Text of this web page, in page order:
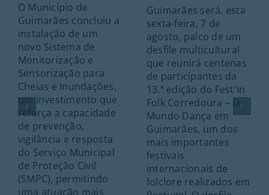
O Município de
Guimarães concluiu a
instalação de um
novo Sistema de
Monitorização e
Sensorização para
Cheias e Inundações,
um investimento que
reforça a capacidade
de prevenção,
vigilância e resposta
do Serviço Municipal
de Proteção Civil
(SMPC), permitindo
uma atuação mais
Guimarães será, esta
sexta-feira, 7 de
agosto, palco de um
desfile multicultural
que reunirá centenas
de participantes da
13.ª edição do Fest'In
Folk Corredoura – O
Mundo Dança em
Guimarães, um dos
mais importantes
festivais
internacionais de
folclore realizados em